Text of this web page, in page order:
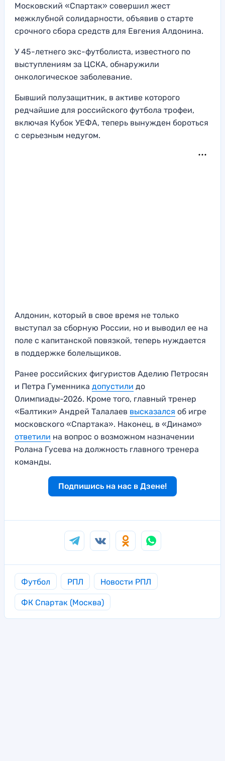
Московский «Спартак» совершил жест
межклубной солидарности, объявив о старте
срочного сбора средств для Евгения Алдонина.
У 45-летнего экс-футболиста, известного по
выступлениям за ЦСКА, обнаружили
онкологическое заболевание.
Бывший полузащитник, в активе которого
редчайшие для российского футбола трофеи,
включая Кубок УЕФА, теперь вынужден бороться
с серьезным недугом.
Алдонин, который в свое время не только
выступал за сборную России, но и выводил ее на
поле с капитанской повязкой, теперь нуждается
в поддержке болельщиков.
Ранее российских фигуристов Аделию Петросян
и Петра Гуменника допустили до
Олимпиады-2026. Кроме того, главный тренер
«Балтики» Андрей Талалаев высказался об игре
московского «Спартака». Наконец, в «Динамо»
ответили на вопрос о возможном назначении
Ролана Гусева на должность главного тренера
команды.
Подпишись на нас в Дзене!
Футбол РПЛ Новости РПЛ
ФК Спартак (Москва)